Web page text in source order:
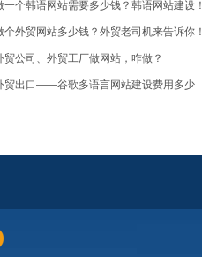
一个韩语网站需要多少钱？韩语网站建设！
个外贸网站多少钱？外贸老司机来告诉你！
贸公司、外贸工厂做网站，咋做？
贸出口——谷歌多语言网站建设费用多少